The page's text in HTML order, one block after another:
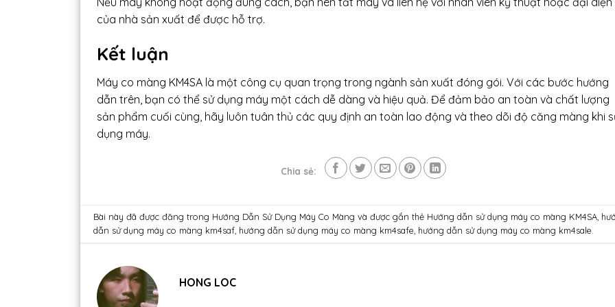
của nhà sản xuất để được hỗ trợ.
Kết luận
Máy co màng KM4SA là một công cụ quan trọng trong ngành sản xuất đóng gói. Với các bước hướng
dẫn trên, bạn có thể sử dụng máy một cách dễ dàng và hiệu quả. Để đảm bảo an toàn và chất lượng
sản phẩm cuối cùng, hãy luôn tuân thủ các quy định an toàn lao động và theo dõi độ căng màng khi
dụng máy.
Chia sẻ:
Bài này đã được đăng trong Hướng Dẫn Sử Dụng Máy Co Màng và được gắn thẻ Hướng dẫn sử dụng máy co màng KM4SA
dẫn sử dụng máy co màng km4saf hướng dẫn sử dụng máy co màng km4safe hướng dẫn sử dụng máy co màng km4sale
HONG LOC